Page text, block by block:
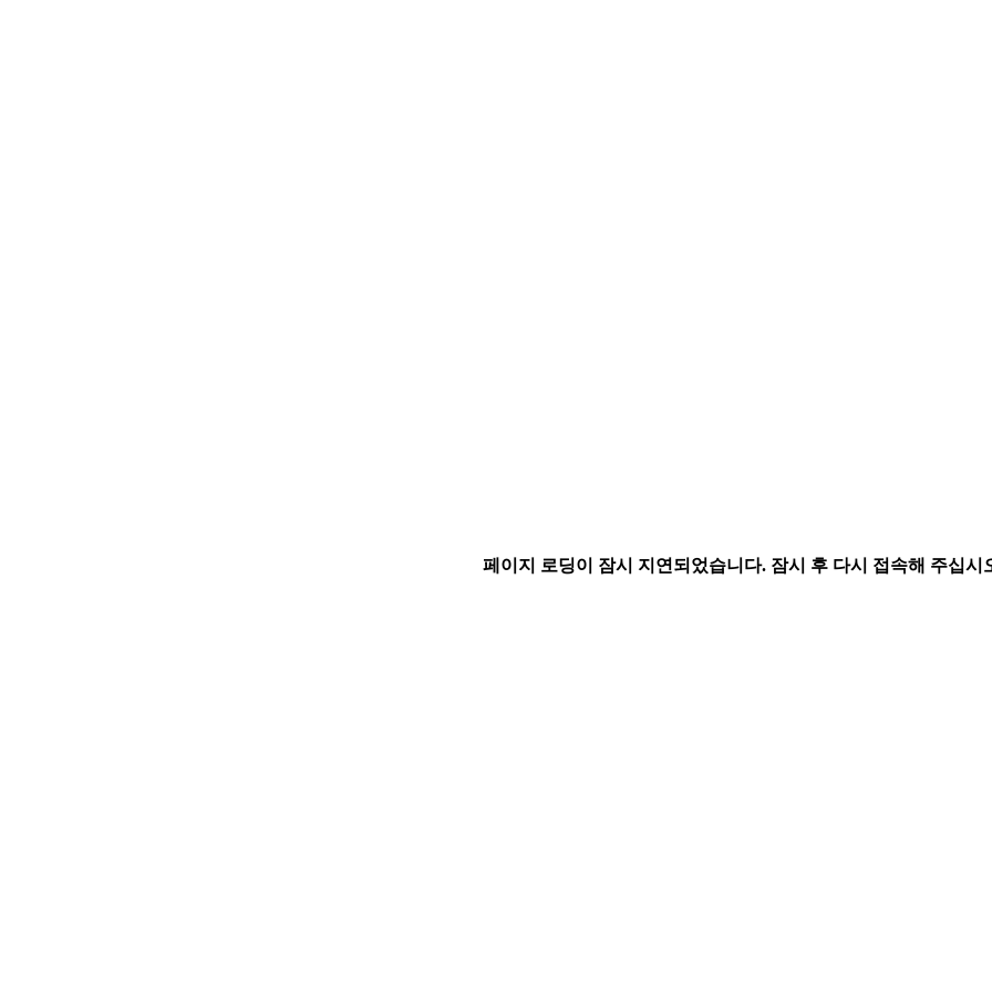
페이지 로딩이 잠시 지연되었습니다. 잠시 후 다시 접속해 주십시